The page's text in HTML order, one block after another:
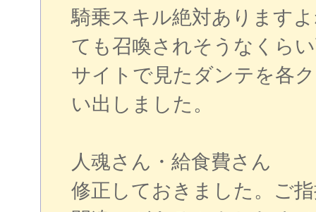
騎乗スキル絶対あります
ても召喚されそうなくら
サイトで見たダンテを各
い出しました。
人魂さん・給食費さん
修正しておきました。ご